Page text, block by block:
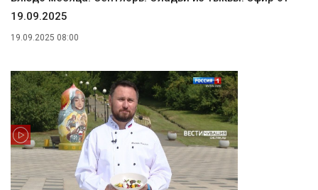
19.09.2025
19.09.2025 08:00